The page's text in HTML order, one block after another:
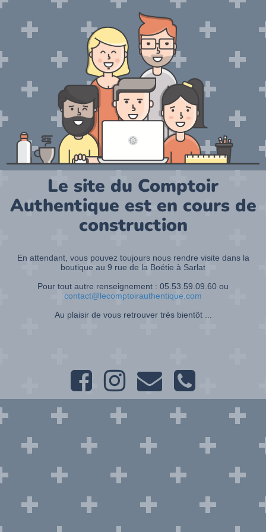
Le site du Comptoir
Authentique est en cours de
construction
En attendant, vous pouvez toujours nous rendre visite dans la
boutique au 9 rue de la Boétie à Sarlat
Pour tout autre renseignement : 05.53.59.09.60 ou
contact@lecomptoirauthentique.com
Au plaisir de vous retrouver très bientôt ...